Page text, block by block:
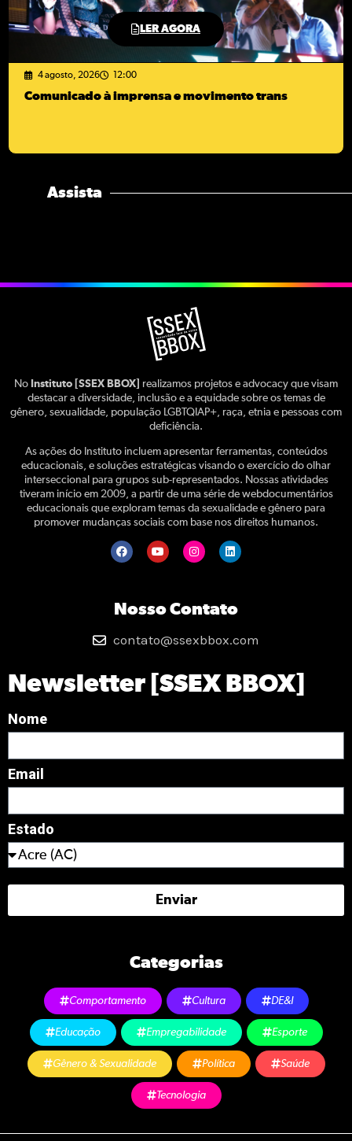
LER AGORA
4 agosto, 2026 12:00
Comunicado à imprensa e movimento trans
Assista
No Instituto [SSEX BBOX]
realizamos projetos e advocacy que visam
destacar a diversidade, inclusão e a equidade sobre os temas de
gênero, sexualidade, população LGBTQIAP+, raça, etnia e pessoas com
deficiência.
As ações do Instituto incluem apresentar ferramentas, conteúdos
educacionais, e soluções estratégicas visando o exercício do olhar
interseccional para grupos sub-representados. Nossas atividades
tiveram início em 2009, a partir de uma série de webdocumentários
educacionais que exploram temas da sexualidade e gênero para
promover mudanças sociais com base nos direitos humanos.
Nosso Contato
contato@ssexbbox.com
Newsletter [SSEX BBOX]
Nome
Email
Estado
Enviar
Categorias
Comportamento Cultura DE&I
Educação Empregabilidade Esporte
Gênero & Sexualidade Política Saúde
Tecnologia